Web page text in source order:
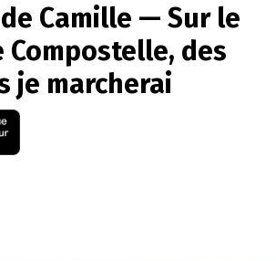
Camille — Sur le
Compostelle, des
je marcherai